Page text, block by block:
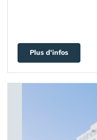
Plus d'infos